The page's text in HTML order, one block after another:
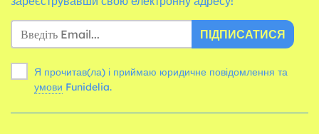
ПІДПИСАТИСЯ
Я прочитав(ла) і приймаю юридичне повідомлення та
умови Funidelia.